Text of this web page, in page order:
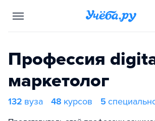
Профессия
маркетолог
132 вуза 48 курсов 5